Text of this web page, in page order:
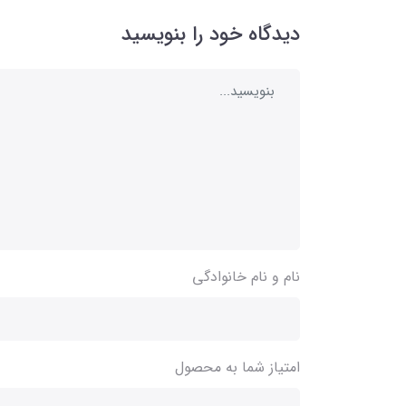
دیدگاه خود را بنویسید
نام و نام خانوادگی
امتیاز شما به محصول